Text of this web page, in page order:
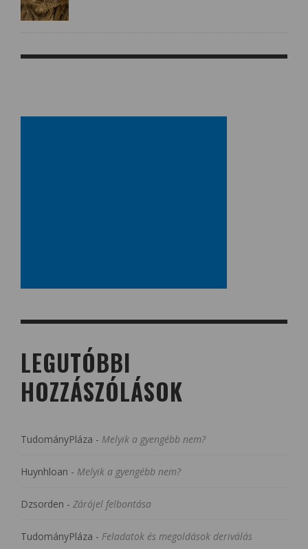
LEGUTÓBBI
HOZZÁSZÓLÁSOK
TudományPláza - Melyik a gyengébb nem?
Huynhloan - Melyik a gyengébb nem?
Dzsorden - Zárójel felbontása
TudományPláza - Feladatok és megoldások deriválás